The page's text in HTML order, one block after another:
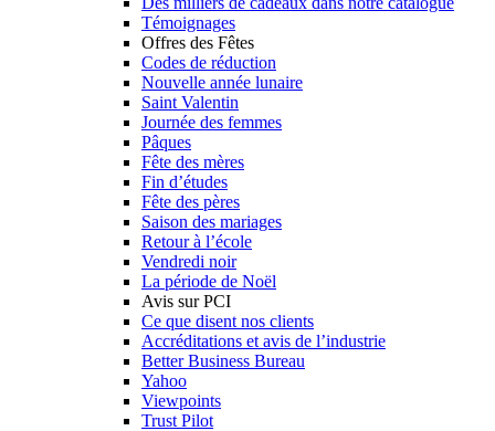
Témoignages
Offres des Fêtes
Codes de réduction
Nouvelle année lunaire
Saint Valentin
Journée des femmes
Pâques
Fête des mères
Fin d’études
Fête des pères
Saison des mariages
Retour à l’école
Vendredi noir
La période de Noël
Avis sur PCI
Ce que disent nos clients
Accréditations et avis de l’industrie
Better Business Bureau
Yahoo
Viewpoints
Trust Pilot